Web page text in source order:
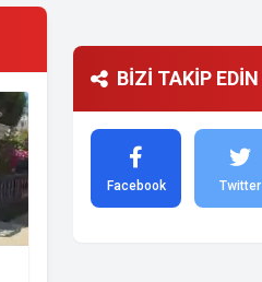
BİZİ TAKİP EDİN
Facebook Twitter